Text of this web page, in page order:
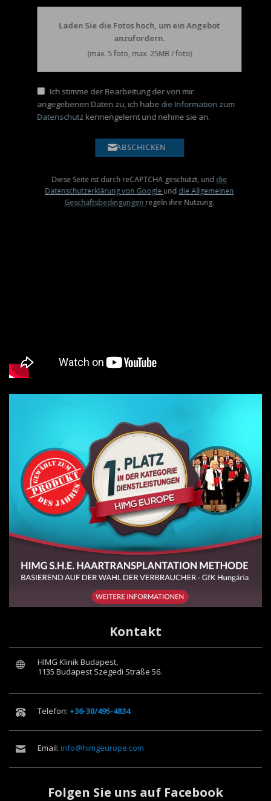
Laden Sie die Fotos hoch, um ein Angebot
anzufordern.
(max. 5 foto, max. 25MB / foto)
Ich stimme der Bearbeitung der von mir
angegebenen Daten zu, ich habedie Information zum
Datenschutzkennengelernt und nehme sie an.
ABSCHICKEN
Diese Seite ist durch reCAPTCHA geschützt, unddie
Datenschutzerklärung von Googleunddie Allgemeinen
Geschäftsbedingungenregeln ihre Nutzung.
Kontakt
HIMG Klinik Budapest,
1135 Budapest Szegedi Straße 56.
Telefon: +36-30/495-4834
Email: info@himgeurope.com
Folgen Sie uns auf Facebook